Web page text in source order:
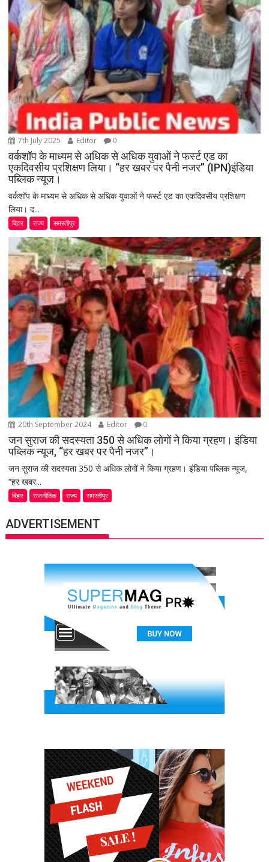
7th July 2025 Editor 0
वर्कशॉप के माध्यम से अधिक से अधिक युवाओं ने फर्स्ट एड का
एकदिवसीय प्रशिक्षण लिया। “हर खबर पर पैनी नजर” (IPN)इंडिया
पब्लिक न्यूज।
वर्कशॉप के माध्यम से अधिक से अधिक युवाओं ने फर्स्ट एड का एकदिवसीय प्रशिक्षण
लिया। द...
बिहार राज्य समस्तीपुर
20th September 2024 Editor 0
जन सुराज की सदस्यता 350 से अधिक लोगों ने किया ग्रहण। इंडिया
पब्लिक न्यूज, “हर खबर पर पैनी नजर”।
जन सुराज की सदस्यता 350 से अधिक लोगों ने किया ग्रहण। इंडिया पब्लिक न्यूज,
“हर खबर...
बिहार राजनीतिक राज्य समस्तीपुर
ADVERTISEMENT